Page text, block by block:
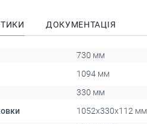
ДОКУМЕНТАЦІЯ
730 мм
1094 мм
330 мм
1052х330х112 мм